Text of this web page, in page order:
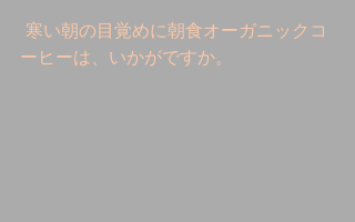
ーヒーは、いかがですか。